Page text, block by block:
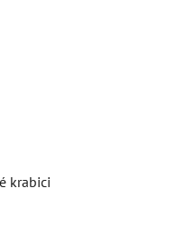
krabici